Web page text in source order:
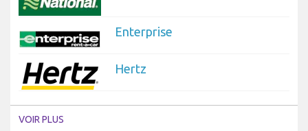
Enterprise
Hertz
VOIR PLUS